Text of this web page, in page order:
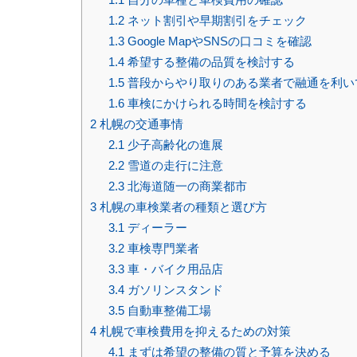
1.2ネット割引や早期割引をチェック
1.3Google MapやSNSの口コミを確認
1.4希望する整備の品質を検討する
1.5普段からやり取りのある業者で融通を利
1.6車検にかけられる時間を検討する
2 札幌の交通事情
2.1 少子高齢化の進展
2.2雪道の走行に注意
2.3北海道随一の商業都市
3 札幌の車検業者の種類と選び方
3.1 ディーラー
3.2車検専門業者
3.3車・バイク用品店
3.4ガソリンスタンド
3.5自動車整備工場
4 札幌で車検費用を抑えるための対策
4.1 まずは希望の整備の質と予算を決める